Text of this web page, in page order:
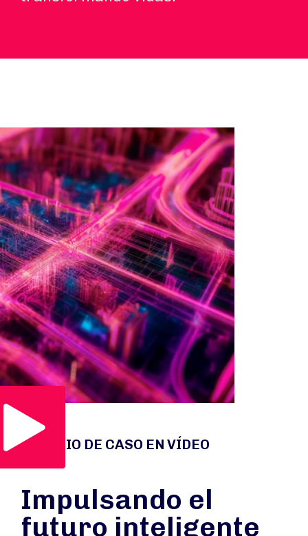
ESTUDIO DE CASO EN VÍDEO
Impulsando el
futuro inteligente